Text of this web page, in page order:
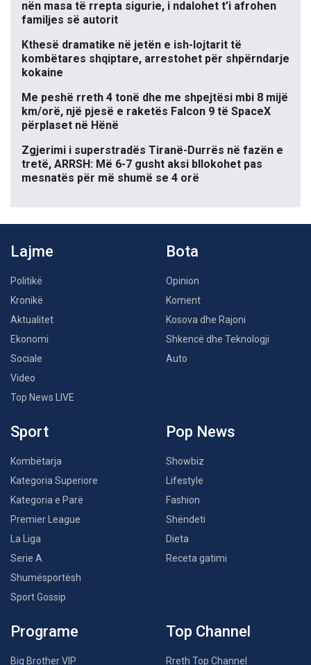
nën masa të rrepta sigurie, i ndalohet t’i afrohen
familjes së autorit
Kthesë dramatike në jetën e ish-lojtarit të
kombëtares shqiptare, arrestohet për shpërndarje
kokaine
Me peshë rreth 4 tonë dhe me shpejtësi mbi 8 mijë
km/orë, një pjesë e raketës Falcon 9 të SpaceX
përplaset në Hënë
Zgjerimi i superstradës Tiranë-Durrës në fazën e
tretë, ARRSH: Më 6-7 gusht aksi bllokohet pas
mesnatës për më shumë se 4 orë
Lajme
Politikë
Kronikë
Aktualitet
Ekonomi
Sociale
Video
Top News LIVE
Bota
Opinion
Koment
Kosova dhe Rajoni
Shkencë dhe Teknologji
Auto
Sport
Kombëtarja
Kategoria Superiore
Kategoria e Parë
Premier League
La Liga
Serie A
Shumësportësh
Sport Gossip
Pop News
Showbiz
Lifestyle
Fashion
Shëndeti
Dieta
Receta gatimi
Programe
Big Brother VIP
Top Channel
Rreth Top Channel